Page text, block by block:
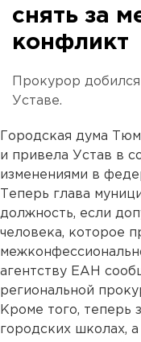
снять за
конфликт
Прокурор
Уставе.
Городская дума
и привела Устав в
изменениями в
Теперь глава
должность, если
человека, которое
агентству ЕАН
региональной
Кроме того, теперь
городских школах,